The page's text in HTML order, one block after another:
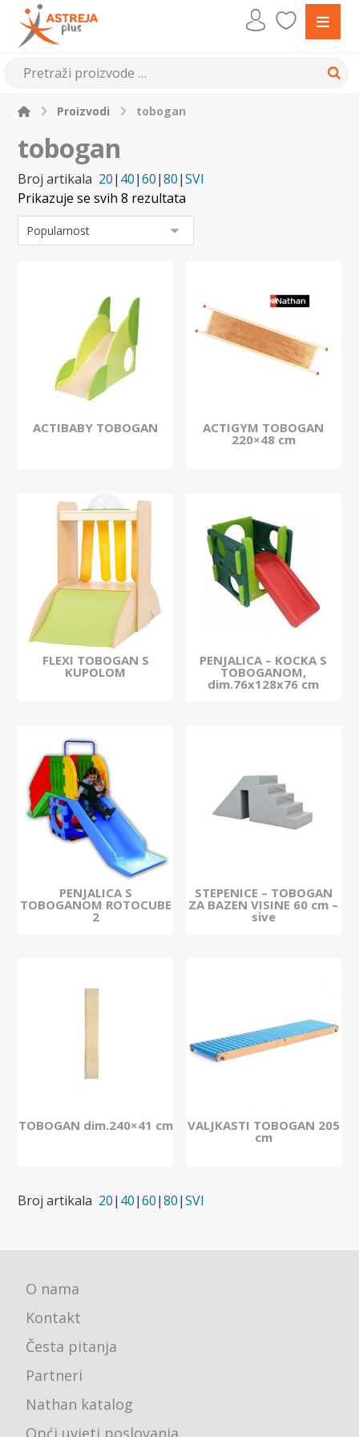
Proizvodi tobogan
tobogan
Broj artikala 20| 40|60|80|SVI
Prikazuje se svih 8 rezultata
ACTIBABY TOBOGAN ACTIGYM TOBOGAN
220×48 cm
FLEXI TOBOGAN S
KUPOLOM
PENJALICA – KOCKA S
TOBOGANOM,
dim.76x128x76 cm
PENJALICA S
TOBOGANOM ROTOCUBE
2
STEPENICE – TOBOGAN
ZA BAZEN VISINE 60 cm –
sive
TOBOGAN dim.240×41 cm VALJKASTI TOBOGAN 205
cm
Broj artikala 20| 40|60|80|SVI
O nama
Kontakt
Česta pitanja
Partneri
Nathan katalog
Opći uvjeti poslovanja